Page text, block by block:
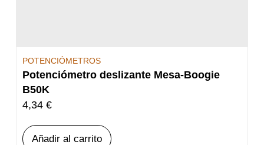
POTENCIÓMETROS
Potenciómetro deslizante Mesa-Boogie
B50K
4,34 €
Añadir al carrito